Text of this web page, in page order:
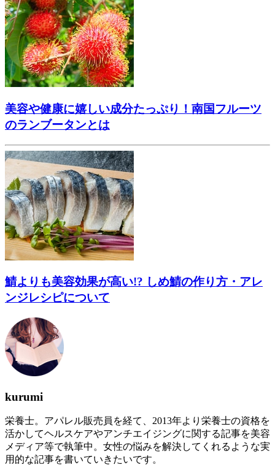
美容や健康に嬉しい成分たっぷり！南国フルーツ
のランブータンとは
鯖よりも美容効果が高い!? しめ鯖の作り方・アレ
ンジレシピについて
kurumi
栄養士。アパレル販売員を経て、2013年より栄養士の資格を
活かしてヘルスケアやアンチエイジングに関する記事を美容
メディア等で執筆中。女性の悩みを解決してくれるような実
用的な記事を書いていきたいです。